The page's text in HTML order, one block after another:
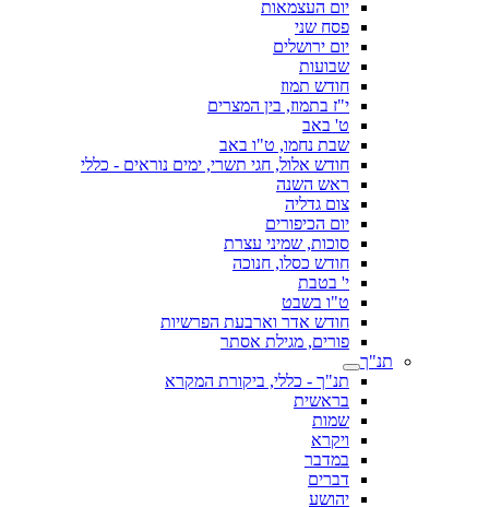
יום העצמאות
פסח שני
יום ירושלים
שבועות
חודש תמוז
י"ז בתמוז, בין המצרים
ט' באב
שבת נחמו, ט"ו באב
חודש אלול, חגי תשרי, ימים נוראים - כללי
ראש השנה
צום גדליה
יום הכיפורים
סוכות, שמיני עצרת
חודש כסלו, חנוכה
י' בטבת
ט"ו בשבט
חודש אדר וארבעת הפרשיות
פורים, מגילת אסתר
תנ"ך
תנ"ך - כללי, ביקורת המקרא
בראשית
שמות
ויקרא
במדבר
דברים
יהושע